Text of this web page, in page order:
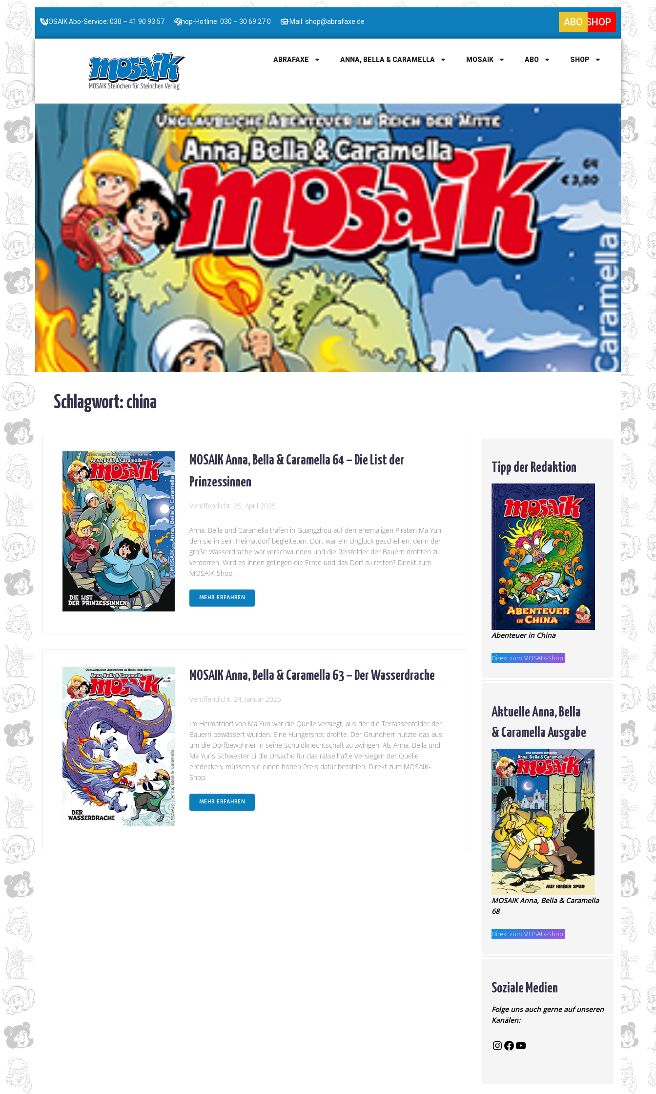
MOSAIK Abo-Service: 030 – 41 90 93 57 Shop-Hotline: 030 – 30 69 27 0 E-Mail: shop@abrafaxe.de SHOP
ABO
ABRAFAXE ANNA, BELLA & CARAMELLA MOSAIK ABO SHOP
Schlagwort:china
MOSAIK Anna, Bella & Caramella 64 – Die List der
Prinzessinnen
Veröffentlicht: 25. April 2025
Anna, Bella und Caramella trafen in Guangzhou auf den ehemaligen Piraten Ma Yun,
den sie in sein Heimatdorf begleiteten. Dort war ein Unglück geschehen, denn der
große Wasserdrache war verschwunden und die Reisfelder der Bauern drohten zu
verdorren. Wird es ihnen gelingen die Ernte und das Dorf zu retten? Direkt zum
MOSAIK-Shop.
MEHR ERFAHREN
MOSAIK Anna, Bella & Caramella 63 – Der Wasserdrache
Veröffentlicht: 24. Januar 2025
Im Heimatdorf von Ma Yun war die Quelle versiegt, aus der die Terrassenfelder der
Bauern bewässert wurden. Eine Hungersnot drohte. Der Grundherr nutzte das aus,
um die Dorfbewohner in seine Schuldknechtschaft zu zwingen. Als Anna, Bella und
Ma Yuns Schwester Li die Ursache für das rätselhafte Versiegen der Quelle
entdecken, müssen sie einen hohen Preis dafür bezahlen. Direkt zum MOSAIK-
Shop.
MEHR ERFAHREN
Tipp der Redaktion
Abenteuer in China
Direkt zum MOSAIK-Shop.
Aktuelle Anna, Bella
& Caramella Ausgabe
MOSAIK Anna, Bella & Caramella
68
Direkt zum MOSAIK-Shop.
Soziale Medien
Folge uns auch gerne auf unseren
Kanälen: